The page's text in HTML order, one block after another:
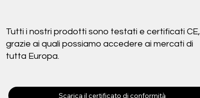
Tutti i nostri prodotti sono testati e certificati CE,
grazie ai quali possiamo accedere ai mercati di
tutta Europa.
Scarica il certificato di conformità